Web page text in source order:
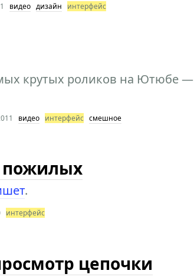
видео дизайн интерфейс
крутых роликов на Ютюбе —
видео интерфейс смешное
пожилых
.
интерфейс
цепочки